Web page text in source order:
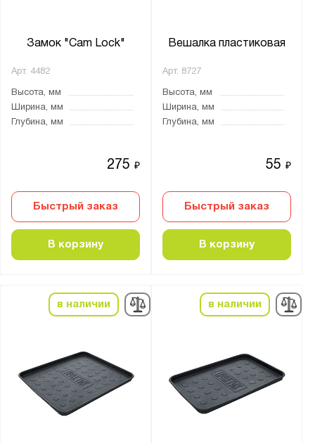
Замок "Cam Lock"
Арт. 4482
Высота, мм
Ширина, мм
Глубина, мм
275₽
Быстрый заказ
В корзину
Вешалка пластиковая
Арт. 8727
Высота, мм
Ширина, мм
Глубина, мм
55₽
Быстрый заказ
В корзину
в наличии в наличии
Металл
Тип замка:
2 ключевых
Диком
ПАКС-Металл
Бренд:
Практик
Серия: